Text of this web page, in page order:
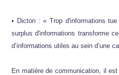
• Dicton : « Trop d'informations
surplus d'informations transforme
d’informations utiles au sein d’une
En matière de communication, il